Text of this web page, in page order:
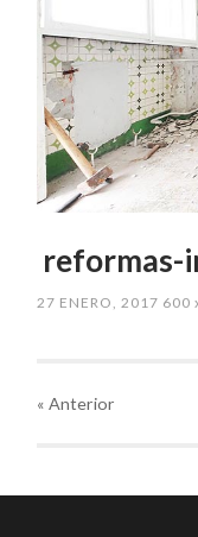
reformas-
27 ENERO, 2017 600
« Anterior